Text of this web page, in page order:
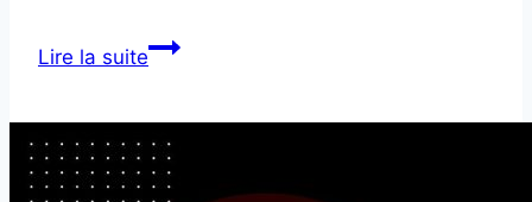
Lire la suiteInspection
voiture